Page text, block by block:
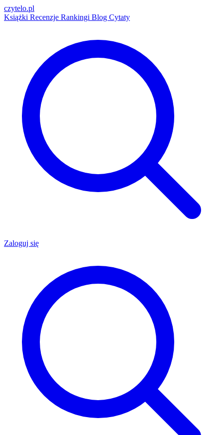
czytelo.pl
Książki Recenzje Rankingi Blog Cytaty
Zaloguj się